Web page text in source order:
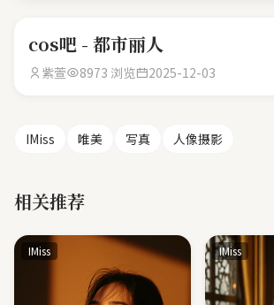
cos吧 - 都市丽人
紫萱 8973 浏览 2025-12-03
IMiss 唯美 写真 人像摄影
相关推荐
IMiss IMiss